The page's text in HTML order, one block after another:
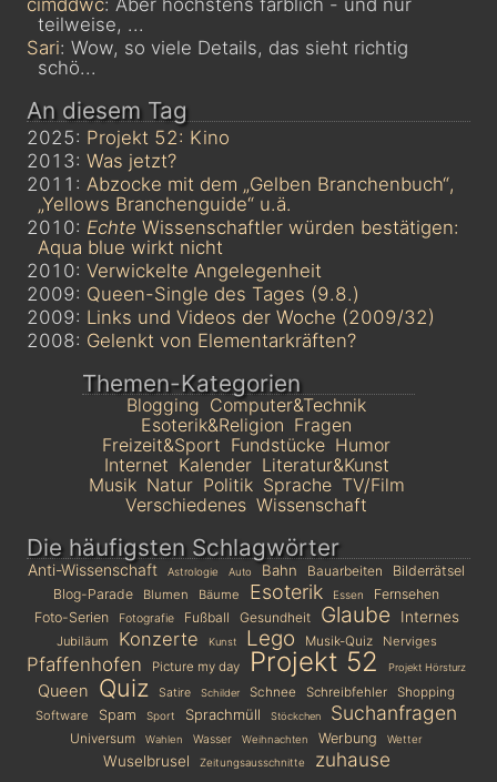
teilweise, ...
Sari: Wow, so viele Details, das sieht richtig
schö...
An diesem Tag
2025: Projekt 52: Kino
2013: Was jetzt?
2011: Abzocke mit dem „Gelben Branchenbuch“,
„Yellows Branchenguide“ u.ä.
2010: Echte Wissenschaftler würden bestätigen:
Aqua blue wirkt nicht
2010: Verwickelte Angelegenheit
2009: Queen-Single des Tages (9.8.)
2009: Links und Videos der Woche (2009/32)
2008: Gelenkt von Elementarkräften?
Themen-Kategorien
Blogging Computer&Technik
Esoterik&Religion Fragen
Freizeit&Sport Fundstücke Humor
Internet Kalender Literatur&Kunst
Musik Natur Politik Sprache TV/Film
Verschiedenes Wissenschaft
Die häufigsten Schlagwörter
Anti-Wissenschaft Astrologie Auto Bahn Bauarbeiten
Bilderrätsel
Blog-Parade
Blumen Bäume Esoterik Essen
Fernsehen
Foto-Serien
Fotografie Fußball Gesundheit Glaube Internes
Jubiläum Konzerte Kunst Lego Musik-Quiz Nerviges
Pfaffenhofen Picture my day Projekt 52 Projekt Hörsturz
Queen Quiz Satire Schilder Schnee Schreibfehler
Shopping
Software
Spam Sport Sprachmüll Stöckchen Suchanfragen
Universum Wahlen Wasser Weihnachten Werbung Wetter
Wuselbrusel Zeitungsausschnitte zuhause